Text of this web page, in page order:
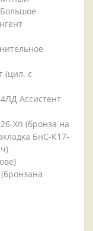
(цил. с
Ассистент
Хп (бронза на
БнС-К17-